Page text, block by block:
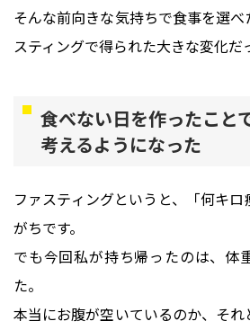
そんな前向きな気持ちで食事を選
スティングで得られた大きな変化だ
食べない日を作ったこと
考えるようになった
ファスティングというと、「何キ
がちです。
でも今回私が持ち帰ったのは、体
た。
本当にお腹が空いているのか、そ